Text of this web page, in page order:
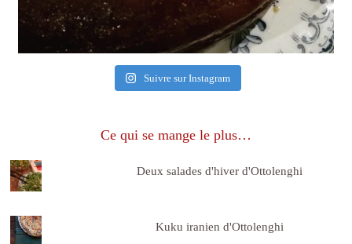
Suivre sur Instagram
Ce qui se mange le plus…
Deux salades d'hiver d'Ottolenghi
Kuku iranien d'Ottolenghi